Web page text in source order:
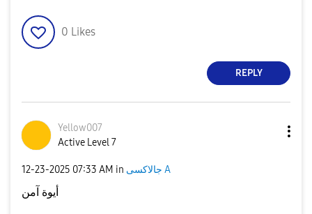
0 Likes
REPLY
Yellow007
Active Level 7
‎12-23-2025 07:33 AM in جالاكسى A
أيوة آمن